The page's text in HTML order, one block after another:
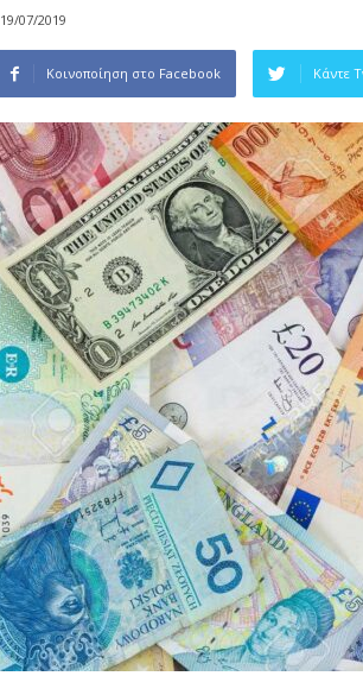
19/07/2019
Κοινοποίηση στο Facebook Κάντε